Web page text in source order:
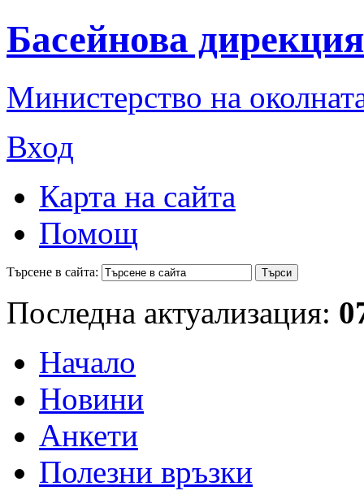
Басейнова
Министерство на
Вход
Карта на сайта
Помощ
Търсене в сайта:
Последна актуализация:
Начало
Новини
Анкети
Полезни връзки